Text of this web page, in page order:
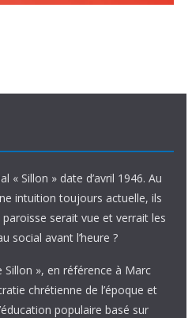
« Sillon » date d’avril 1946. Au
intuition toujours actuelle, ils
serait vue et verrait les
social avant l’heure ?
», en référence à Marc
chrétienne de l’époque et
populaire basé sur